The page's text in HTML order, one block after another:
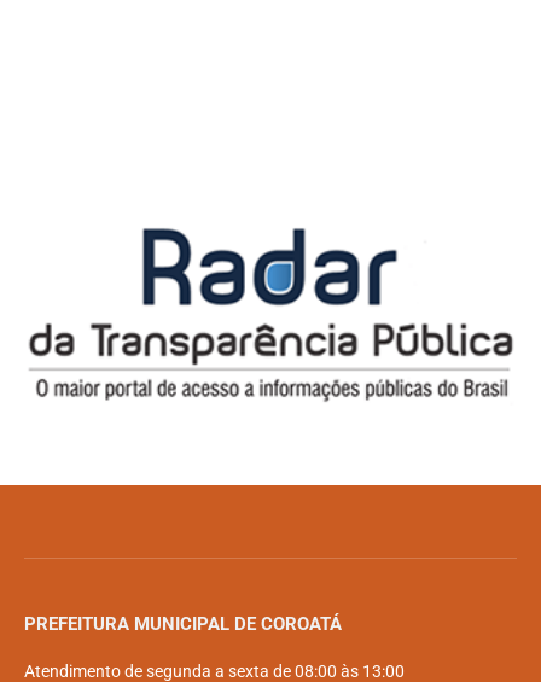
PREFEITURA MUNICIPAL DE COROATÁ
Atendimento de segunda a sexta de 08:00 às 13:00